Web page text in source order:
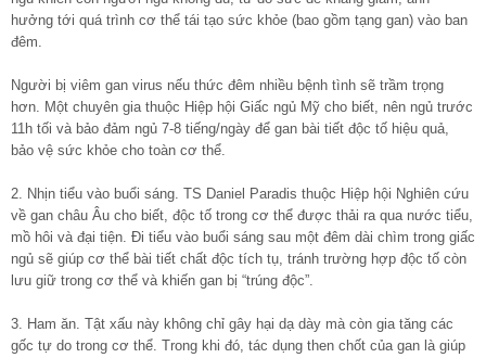
hưởng tới quá trình cơ thể tái tạo sức khỏe (bao gồm tạng gan) vào ban
đêm.
Người bị viêm gan virus nếu thức đêm nhiều bệnh tình sẽ trầm trọng
hơn. Một chuyên gia thuộc Hiệp hội Giấc ngủ Mỹ cho biết, nên ngủ trước
11h tối và bảo đảm ngủ 7-8 tiếng/ngày để gan bài tiết độc tố hiệu quả,
bảo vệ sức khỏe cho toàn cơ thể.
2. Nhịn tiểu vào buổi sáng. TS Daniel Paradis thuộc Hiệp hội Nghiên cứu
về gan châu Âu cho biết, độc tố trong cơ thể được thải ra qua nước tiểu,
mồ hôi và đại tiện. Đi tiểu vào buổi sáng sau một đêm dài chìm trong giấc
ngủ sẽ giúp cơ thể bài tiết chất độc tích tụ, tránh trường hợp độc tố còn
lưu giữ trong cơ thể và khiến gan bị “trúng độc”.
3. Ham ăn. Tật xấu này không chỉ gây hại dạ dày mà còn gia tăng các
gốc tự do trong cơ thể. Trong khi đó, tác dụng then chốt của gan là giúp